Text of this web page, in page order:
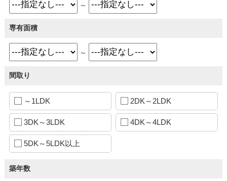
～
専有面積
～
間取り
～1LDK 2DK～2LDK
3DK～3LDK 4DK～4LDK
5DK～5LDK以上
築年数